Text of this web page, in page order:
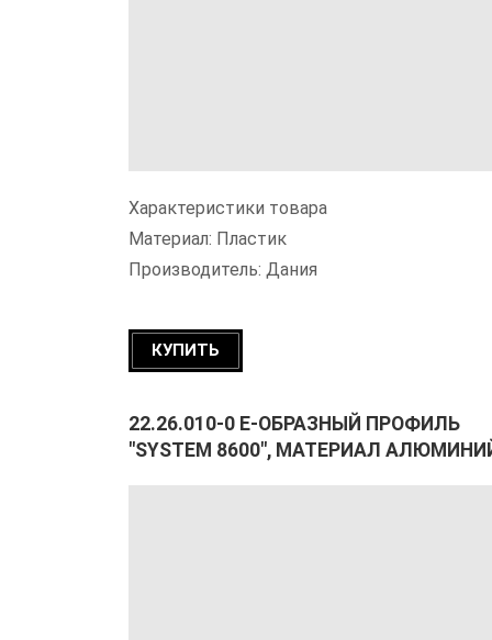
Характеристики товара
Материал: Пластик
Производитель: Дания
КУПИТЬ
22.26.010-0 E-ОБРАЗНЫЙ ПРОФИЛЬ
"SYSTEM 8600", МАТЕРИАЛ